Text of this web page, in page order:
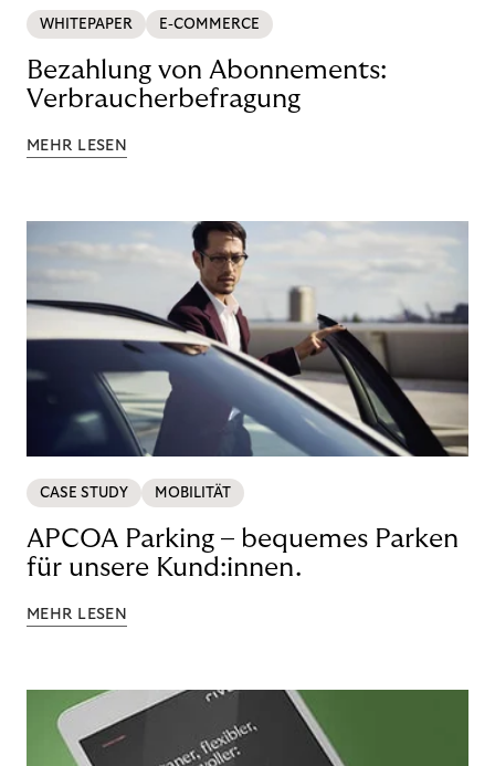
WHITEPAPER E-COMMERCE
Bezahlung von Abonnements:
Verbraucherbefragung
MEHR LESEN
CASE STUDY MOBILITÄT
APCOA Parking – bequemes Parken
für unsere Kund:innen.
MEHR LESEN